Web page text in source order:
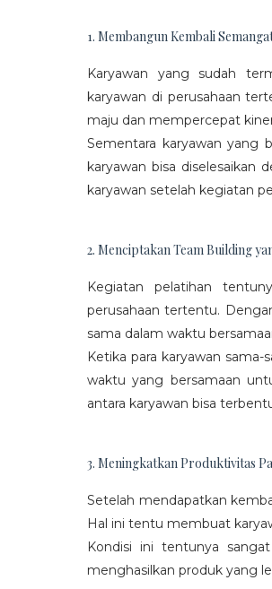
1. Membangun Kembali
Karyawan yang sudah
karyawan di perusahaan
maju dan mempercepat
Sementara karyawan yang
karyawan bisa diselesaikan
karyawan setelah kegiatan
2. Menciptakan Team Building
Kegiatan pelatihan
perusahaan tertentu.
sama dalam waktu
Ketika para karyawan
waktu yang bersamaan
antara karyawan bisa
3. Meningkatkan Produktivitas
Setelah mendapatkan
Hal ini tentu membuat
Kondisi ini tentunya
menghasilkan produk yang